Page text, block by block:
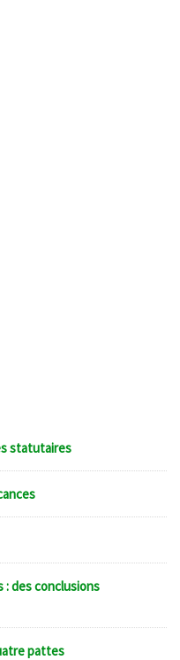
statutaires
: des conclusions
pattes